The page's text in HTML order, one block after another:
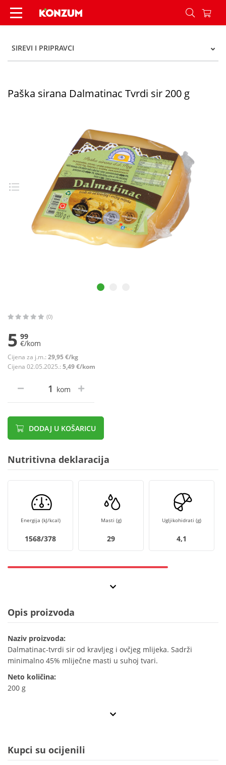
Paška sirana Dalmatinac Tvrdi sir 200 g -
SIREVI I PRIPRAVCI
Paška sirana Dalmatinac Tvrdi sir 200 g
(0)
5 99
€/kom
Cijena za j.m.: 29,95 €/kg
Cijena 02.05.2025.: 5,49 €/kom
kom
DODAJ U KOŠARICU
Nutritivna deklaracija
Energija (kJ/kcal)
1568/378
Masti (g)
29
Ugljikohidrati (g)
4,1
Opis proizvoda
Naziv proizvoda:
Dalmatinac-tvrdi sir od kravljeg i ovčjeg mlijeka. Sadrži
minimalno 45% mliječne masti u suhoj tvari.
Neto količina:
200 g
Kupci su ocijenili